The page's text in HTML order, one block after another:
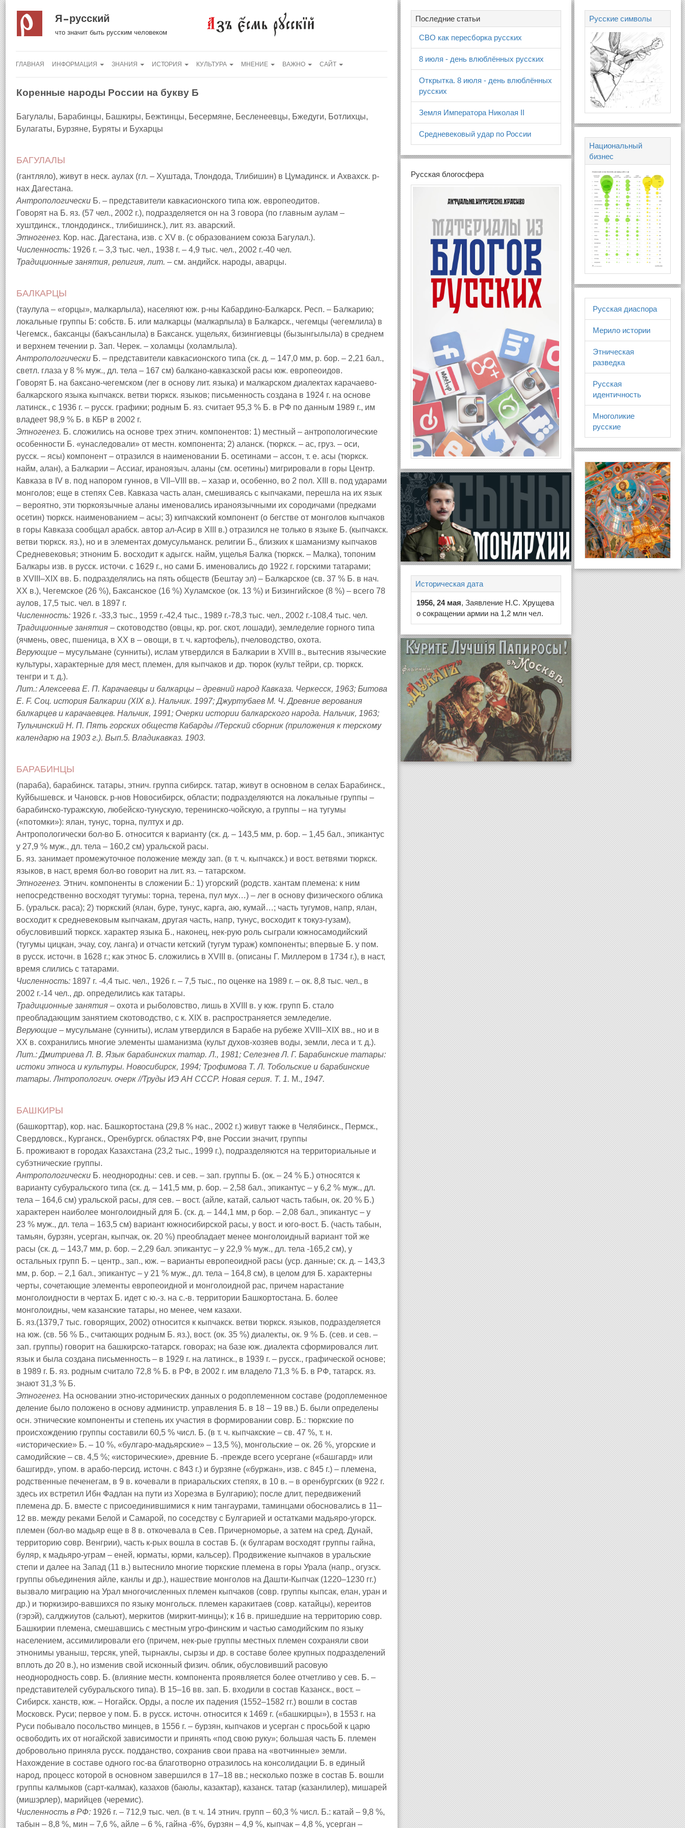
Я русский
что значит быть русским человеком
ГЛАВНАЯ ИНФОРМАЦИЯ ЗНАНИЯ ИСТОРИЯ КУЛЬТУРА МНЕНИЕ ВАЖНО САЙТ
Коренные народы России на букву Б
Багулалы, Барабинцы, Башкиры, Бежтинцы, Бесермяне, Бесленеевцы, Бжедуги, Ботлихцы,
Булагаты, Бурзяне, Буряты и Бухарцы
БАГУЛАЛЫ
(гантляло), живут в неск. аулах (гл. – Хуштада, Тлондода, Тлибишин) в Цумадинск. и Ахвахск. р-
нах Дагестана.
Антропологически Б. – представители кавкасионского типа юж. европеодитов.
Говорят на Б. яз. (57 чел., 2002 г.), подразделяется он на 3 говора (по главным аулам –
хуштдинск., тлондодинск., тлибишинск.), лит. яз. аварский.
Этногенез. Кор. нас. Дагестана, изв. с XV в. (с образованием союза Багулал.).
Численность: 1926 г. – 3,3 тыс. чел., 1938 г. – 4,9 тыс. чел., 2002 г.-40 чел.
Традиционные занятия, религия, лит. – см. андийск. народы, аварцы.
БАЛКАРЦЫ
(таулула – «горцы», малкарлыла), населяют юж. р-ны Кабардино-Балкарск. Респ. – Балкарию;
локальные группы Б: собств. Б. или малкарцы (малкарлыла) в Балкарск., чегемцы (чегемлила) в
Чегемск., баксанцы (бакъсанлыла) в Баксанск. ущельях, бизингиевцы (бызынгылыла) в среднем
и верхнем течении р. Зап. Черек. – холамцы (холамлыла).
Антропологически Б. – представители кавкасионского типа (ск. д. – 147,0 мм, р. бор. – 2,21 бал.,
светл. глаза у 8 % муж., дл. тела – 167 см) балкано-кавказской расы юж. европеоидов.
Говорят Б. на баксано-чегемском (лег в основу лит. языка) и малкарском диалектах карачаево-
балкарского языка кыпчакск. ветви тюркск. языков; письменность создана в 1924 г. на основе
латинск., с 1936 г. – русск. графики; родным Б. яз. считает 95,3 % Б. в РФ по данным 1989 г., им
владеет 98,9 % Б. в КБР в 2002 г.
Этногенез. Б. сложились на основе трех этнич. компонентов: 1) местный – антропологические
особенности Б. «унаследовали» от местн. компонента; 2) аланск. (тюркск. – ас, груз. – оси,
русск. – ясы) компонент – отразился в наименовании Б. осетинами – ассон, т. е. асы (тюркск.
найм, алан), а Балкарии – Ассиаг, ираноязыч. аланы (см. осетины) мигрировали в горы Центр.
Кавказа в IV в. под напором гуннов, в VII–VIII вв. – хазар и, особенно, во 2 пол. XIII в. под ударами
монголов; еще в степях Сев. Кавказа часть алан, смешиваясь с кыпчаками, перешла на их язык
– вероятно, эти тюркоязычные аланы именовались ираноязычными их сородичами (предками
осетин) тюркск. наименованием – асы; 3) кипчакский компонент (о бегстве от монголов кыпчаков
в горы Кавказа сообщал арабск. автор ал-Асир в XIII в.) отразился не только в языке Б. (кыпчакск.
ветви тюркск. яз.), но и в элементах домусульманск. религии Б., близких к шаманизму кыпчаков
Средневековья; этноним Б. восходит к адыгск. найм, ущелья Балка (тюркск. – Малка), топоним
Балкары изв. в русск. источи. с 1629 г., но сами Б. именовались до 1922 г. горскими татарами;
в XVIII–XIX вв. Б. подразделялись на пять обществ (Бештау эл) – Балкарское (св. 37 % Б. в нач.
XX в.), Чегемское (26 %), Баксанское (16 %) Хуламское (ок. 13 %) и Бизингийское (8 %) – всего 78
аулов, 17,5 тыс. чел. в 1897 г.
Численность: 1926 г. -33,3 тыс., 1959 г.-42,4 тыс., 1989 г.-78,3 тыс. чел., 2002 г.-108,4 тыс. чел.
Традиционные занятия – скотоводство (овцы, кр. рог. скот, лошади), земледелие горного типа
(ячмень, овес, пшеница, в XX в – овощи, в т. ч. картофель), пчеловодство, охота.
Верующие – мусульмане (сунниты), ислам утвердился в Балкарии в XVIII в., вытеснив языческие
культуры, характерные для мест, племен, для кыпчаков и др. тюрок (культ тейри, ср. тюркск.
тенгри и т. д.).
Лит.: Алексеева Е. П. Карачаевцы и балкарцы – древний народ Кавказа. Черкесск, 1963; Битова
Е. F. Соц. история Балкарии (XIX в.). Нальчик. 1997; Джуртубаев М. Ч. Древние верования
балкарцев и карачаевцев. Нальчик, 1991; Очерки истории балкарского народа. Нальчик, 1963;
Тульчинский Н. П. Пять горских обществ Кабарды //Терский сборник (приложения к терскому
календарю на 1903 г.). Вып.5. Владикавказ. 1903.
БАРАБИНЦЫ
(параба), барабинск. татары, этнич. группа сибирск. татар, живут в основном в селах Барабинск.,
Куйбышевск. и Чановск. р-нов Новосибирск, области; подразделяются на локальные группы –
барабинско-туражскую, любейско-тунускую, теренинско-чойскую, а группы – на тугумы
(«потомки»): ялан, тунус, торна, пултух и др.
Антропологически бол-во Б. относится к варианту (ск. д. – 143,5 мм, р. бор. – 1,45 бал., эпикантус
у 27,9 % муж., дл. тела – 160,2 см) уральской расы.
Б. яз. занимает промежуточное положение между зап. (в т. ч. кыпчакск.) и вост. ветвями тюркск.
языков, в наст, время бол-во говорит на лит. яз. – татарском.
Этногенез. Этнич. компоненты в сложении Б.: 1) угорский (родств. хантам племена: к ним
непосредственно восходят тугумы: торна, терена, пул мух…) – лег в основу физического облика
Б. (уральск. раса); 2) тюркский (ялан, буре, тунус, карга, аю, кумай…; часть тугумов, напр, ялан,
восходит к средневековым кыпчакам, другая часть, напр, тунус, восходит к токуз-гузам),
обусловивший тюркск. характер языка Б., наконец, нек-рую роль сыграли южносамодийский
(тугумы цицкан, эчау, соу, ланга) и отчасти кетский (тугум тураж) компоненты; впервые Б. у пом.
в русск. источн. в 1628 г.; как этнос Б. сложились в XVIII в. (описаны Г. Миллером в 1734 г.), в наст,
время слились с татарами.
Численность: 1897 г. -4,4 тыс. чел., 1926 г. – 7,5 тыс., по оценке на 1989 г. – ок. 8,8 тыс. чел., в
2002 г.-14 чел., др. определились как татары.
Традиционные занятия – охота и рыболовство, лишь в XVIII в. у юж. групп Б. стало
преобладающим занятием скотоводство, с к. XIX в. распространяется земледелие.
Верующие – мусульмане (сунниты), ислам утвердился в Барабе на рубеже XVIII–XIX вв., но и в
XX в. сохранились многие элементы шаманизма (культ духов-хозяев воды, земли, леса и т. д.).
Лит.: Дмитриева Л. В. Язык барабинских татар. Л., 1981; Селезнев Л. Г. Барабинские татары:
истоки этноса и культуры. Новосибирск, 1994; Трофимова Т. Л. Тобольские и барабинские
татары. Лнтропологич. очерк //Труды ИЭ АН СССР. Новая серия. Т. 1. М., 1947.
БАШКИРЫ
(башкорттар), кор. нас. Башкортостана (29,8 % нас., 2002 г.) живут также в Челябинск., Пермск.,
Свердловск., Курганск., Оренбургск. областях РФ, вне России значит, группы
Б. проживают в городах Казахстана (23,2 тыс., 1999 г.), подразделяются на территориальные и
субэтнические группы.
Антропологически Б. неоднородны: сев. и сев. – зап. группы Б. (ок. – 24 % Б.) относятся к
варианту субуральского типа (ск. д. – 141,5 мм, р. бор. – 2,58 бал., эпикантус – у 6,2 % муж., дл.
тела – 164,6 см) уральской расы, для сев. – вост. (айле, катай, сальют часть табын, ок. 20 % Б.)
характерен наиболее монголоидный для Б. (ск. д. – 144,1 мм, р бор. – 2,08 бал., эпикантус – у
23 % муж., дл. тела – 163,5 см) вариант южносибирской расы, у вост. и юго-вост. Б. (часть табын,
тамьян, бурзян, усерган, кыпчак, ок. 20 %) преобладает менее монголоидный вариант той же
расы (ск. д. – 143,7 мм, р. бор. – 2,29 бал. эпикантус – у 22,9 % муж., дл. тела -165,2 см), у
остальных групп Б. – центр., зап., юж. – варианты европеоидной расы (уср. данные; ск. д. – 143,3
мм, р. бор. – 2,1 бал., эпикантус – у 21 % муж., дл. тела – 164,8 см), в целом для Б. характерны
черты, сочетающие элементы европеоидной и монголоидной рас, причем нарастание
монголоидности в чертах Б. идет с ю.-з. на с.-в. территории Башкортостана. Б. более
монголоидны, чем казанские татары, но менее, чем казахи.
Б. яз.(1379,7 тыс. говорящих, 2002) относится к кыпчакск. ветви тюркск. языков, подразделяется
на юж. (св. 56 % Б., считающих родным Б. яз.), вост. (ок. 35 %) диалекты, ок. 9 % Б. (сев. и сев. –
зап. группы) говорит на башкирско-татарск. говорах; на базе юж. диалекта сформировался лит.
язык и была создана письменность – в 1929 г. на латинск., в 1939 г. – русск., графической основе;
в 1989 г. Б. яз. родным считало 72,8 % Б. в РФ, в 2002 г. им владело 71,3 % Б. в РФ, татарск. яз.
знают 31,3 % Б.
Этногенез. На основании этно-исторических данных о родоплеменном составе (родоплеменное
деление было положено в основу администр. управления Б. в 18 – 19 вв.) Б. были определены
осн. этнические компоненты и степень их участия в формировании совр. Б.: тюркские по
происхождению группы составили 60,5 % числ. Б. (в т. ч. кыпчакские – св. 47 %, т. н.
«исторические» Б. – 10 %, «булгаро-мадьярские» – 13,5 %), монгольские – ок. 26 %, угорские и
самодийские – св. 4,5 %; «исторические», древние Б. -прежде всего усергане («башгард» или
башгирд», упом. в арабо-персид. источн. с 843 г.) и бурзяне («буржан», изв. с 845 г.) – племена,
родственные печенегам, в 9 в. кочевали в приаральских степях, в 10 в. – в оренбургских (в 922 г.
здесь их встретил Ибн Фадлан на пути из Хорезма в Булгарию); после длит, передвижений
племена др. Б. вместе с присоединившимися к ним тангаурами, таминцами обосновались в 11–
12 вв. между реками Белой и Самарой, по соседству с Булгарией и остатками мадьяро-угорск.
племен (бол-во мадьяр еще в 8 в. откочевала в Сев. Причерноморье, а затем на сред. Дунай,
территорию совр. Венгрии), часть к-рых вошла в состав Б. (к булгарам восходят группы гайна,
буляр, к мадьяро-уграм – еней, юрматы, юрми, кальсер). Продвижение кыпчаков в уральские
степи и далее на Запад (11 в.) вытеснило многие тюркские племена в горы Урала (напр., огузск.
группы объединения айле, канлы и др.), нашествие монголов на Дашти-Кыпчак (1220–1230 гг.)
вызвало миграцию на Урал многочисленных племен кыпчаков (совр. группы кыпсак, елан, уран и
др.) и тюркизиро-вавшихся по языку монгольск. племен каракитаев (совр. катайцы), кереитов
(гэрэй), салджиутов (сальют), меркитов (миркит-минцы); к 16 в. пришедшие на территорию совр.
Башкирии племена, смешавшись с местным угро-финским и частью самодийским по языку
населением, ассимилировали его (причем, нек-рые группы местных племен сохраняли свои
этнонимы уваныш, терсяк, упей, тырнаклы, сырзы и др. в составе более крупных подразделений
вплоть до 20 в.), но изменив свой исконный физич. облик, обусловивший расовую
неоднородность совр. Б. (влияние местн. компонента проявляется более отчетливо у сев. Б. –
представителей субуральского типа). В 15–16 вв. зап. Б. входили в состав Казанск., вост. –
Сибирск. ханств, юж. – Ногайск. Орды, а после их падения (1552–1582 гг.) вошли в состав
Московск. Руси; первое у пом. Б. в русск. источн. относится к 1469 г. («башкирцы»), в 1553 г. на
Руси побывало посольство минцев, в 1556 г. – бурзян, кыпчаков и усерган с просьбой к царю
освободить их от ногайской зависимости и принять «под свою руку»; большая часть Б. племен
добровольно приняла русск. подданство, сохранив свои права на «вотчинные» земли.
Нахождение в составе одного гос-ва благотворно отразилось на консолидации Б. в единый
народ, процесс которой в основном завершился в 17–18 вв.; несколько позже в состав Б. вошли
группы калмыков (сарт-калмак), казахов (баюлы, казактар), казанск. татар (казанлилер), мишарей
(мишэрлер), марийцев (черемис).
Численность в РФ: 1926 г. – 712,9 тыс. чел. (в т. ч. 14 этнич. групп – 60,3 % числ. Б.: катай – 9,8 %,
табын – 8,8 %, мин – 7,6 %, айле – 6 %, гайна -6%, бурзян – 4,9 %, кыпчак – 4,8 %, усерган –
Последние статьи
СВО как пересборка русских
8 июля - день влюблённых русских
Открытка. 8 июля - день влюблённых
русских
Земля Императора Николая II
Средневековый удар по России
Русская блогосфера
Историческая дата
1956, 24 мая, Заявление Н.С. Хрущева
о сокращении армии на 1,2 млн чел.
Русские символы
Национальный
бизнес
Русская диаспора
Мерило истории
Этническая
разведка
Русская
идентичность
Многоликие
русские